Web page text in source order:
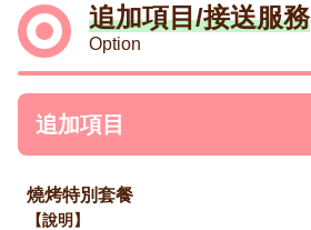
追加項目/接送服務
Option
追加項目
燒烤特別套餐
【說明】